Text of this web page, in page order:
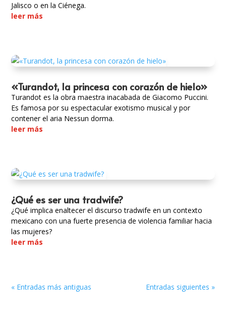
Jalisco o en la Ciénega.
leer más
«Turandot, la princesa con corazón de hielo»
Turandot es la obra maestra inacabada de Giacomo Puccini.
Es famosa por su espectacular exotismo musical y por
contener el aria Nessun dorma.
leer más
¿Qué es ser una tradwife?
¿Qué implica enaltecer el discurso tradwife en un contexto
mexicano con una fuerte presencia de violencia familiar hacia
las mujeres?
leer más
« Entradas más antiguas Entradas siguientes »